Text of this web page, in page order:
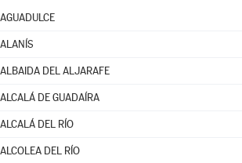
AGUADULCE
ALANÍS
ALBAIDA DEL ALJARAFE
ALCALÁ DE GUADAÍRA
ALCALÁ DEL RÍO
ALCOLEA DEL RÍO